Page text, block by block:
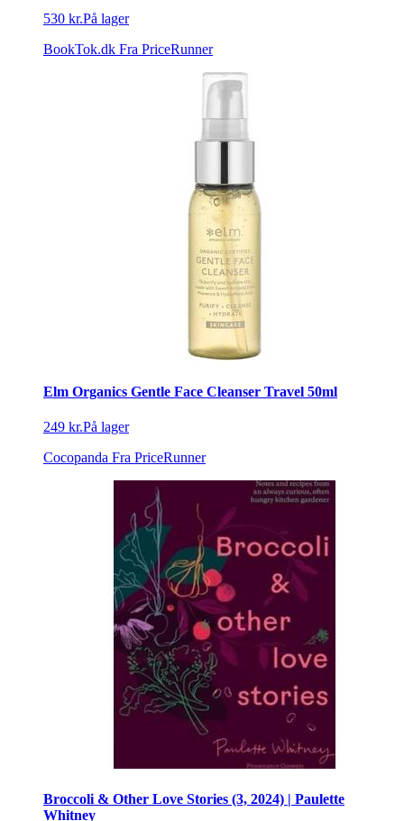
530 kr.På lager
BookTok.dk Fra PriceRunner
Elm Organics Gentle Face Cleanser Travel 50ml
249 kr.På lager
Cocopanda Fra PriceRunner
Broccoli & Other Love Stories (3, 2024) | Paulette
Whitney